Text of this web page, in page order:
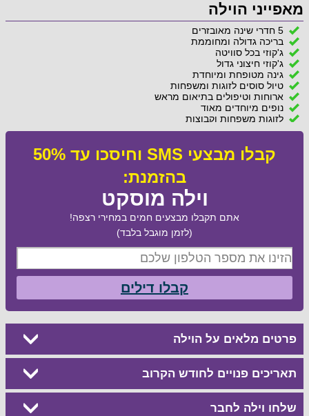
מאפייני הוילה
5 חדרי שינה מאובזרים
בריכה גדולה ומחוממת
ג'קוזי בכל סוויטה
ג'קוזי חיצוני גדול
גינה מטופחת ומיוחדת
טיול סוסים לזוגות ומשפחות
ארוחות וטיפולים בתיאום מראש
נופים מיוחדים מאוד
לזוגות משפחות וקבוצות
קבלו מבצעי SMS וחיסכו עד 50%
בהזמנת:
וילה מוסקט
אתם תקבלו מבצעים חמים במחירי רצפה!
(לזמן מוגבל בלבד)
קבלו דילים
פרטים מלאים על הוילה
תאריכים פנויים לחודש הקרוב
שלחו וילה לחבר